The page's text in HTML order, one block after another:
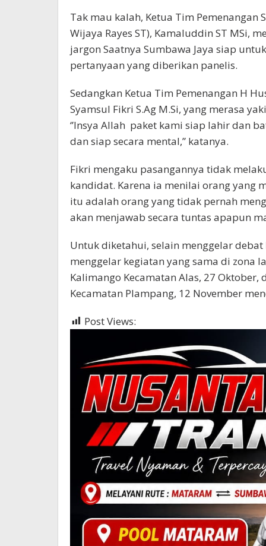
Tak mau kalah, Ketua Tim Pemenangan
Wijaya Rayes ST), Kamaluddin ST MSi,
jargon Saatnya Sumbawa Jaya siap
pertanyaan yang diberikan panelis.
Sedangkan Ketua Tim Pemenangan H
Syamsul Fikri S.Ag M.Si, yang merasa
‘’Insya Allah paket kami siap lahir dan
dan siap secara mental,” katanya.
Fikri mengaku pasangannya tidak
kandidat. Karena ia menilai orang yang
itu adalah orang yang tidak pernah
akan menjawab secara tuntas apapun
Untuk diketahui, selain menggelar
menggelar kegiatan yang sama di zona
Kalimango Kecamatan Alas, 27
Kecamatan Plampang, 12 November
Post Views: